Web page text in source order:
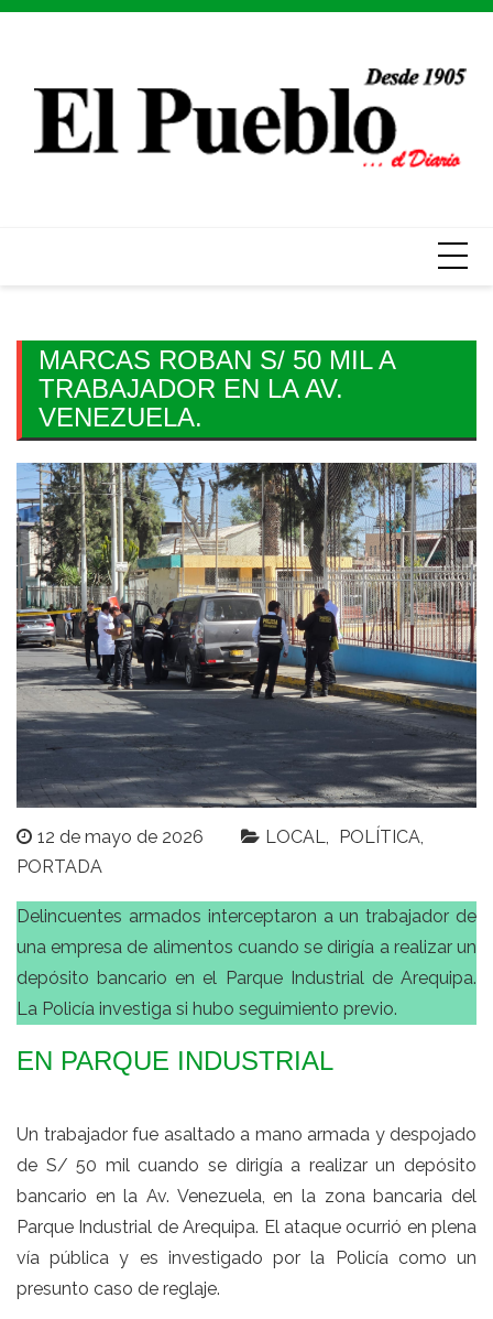
Skip
MARCAS ROBAN S/ 50 MIL A
TRABAJADOR EN LA AV.
VENEZUELA.
12 de mayo de 2026 LOCAL
POLÍTICA
PORTADA
Delincuentes armados interceptaron a un trabajador de
una empresa de alimentos cuando se dirigía a realizar un
depósito bancario en el Parque Industrial de Arequipa.
La Policía investiga si hubo seguimiento previo.
EN PARQUE INDUSTRIAL
Un trabajador fue asaltado a mano armada y despojado
de S/ 50 mil cuando se dirigía a realizar un depósito
bancario en la Av. Venezuela, en la zona bancaria del
Parque Industrial de Arequipa. El ataque ocurrió en plena
vía pública y es investigado por la Policía como un
presunto caso de reglaje.